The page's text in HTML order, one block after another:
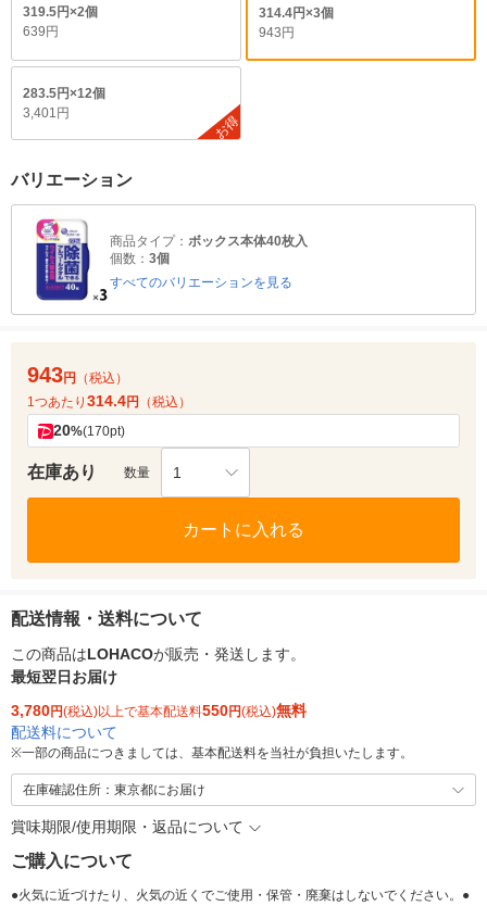
319.5円×2個
639円
314.4円×3個
943円
283.5円×12個
3,401円
お得
バリエーション
商品タイプ： ボックス本体40枚入
個数： 3個
すべてのバリエーションを見る
943円
（税込）
1つあたり 314.4円 （税込）
20%(170pt)
在庫あり 数量 1
カートに入れる
配送情報・送料について
この商品はLOHACOが販売・発送します。
最短翌日お届け
3,780円(税込)以上で基本配送料550円(税込)無料
配送料について
※一部の商品につきましては、基本配送料を当社が負担いたします。
在庫確認住所：東京都にお届け
賞味期限/使用期限・返品について
ご購入について
●火気に近づけたり、火気の近くでご使用・保管・廃棄はしないでください。●